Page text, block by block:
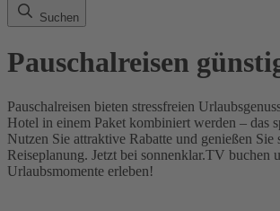
Suchen
Pauschalreisen
Pauschalreisen bieten stressfreien
Hotel in einem Paket kombiniert werden – das
Nutzen Sie attraktive Rabatte und genießen Sie
Reiseplanung. Jetzt bei sonnenklar.TV buchen
Urlaubsmomente erleben!